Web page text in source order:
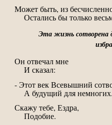
Может быть, из
Остались бы только
Эта жизнь сотворена
Он отвечал мне
И сказал:
- Этот век Всевышний
А будущий для немногих.
Скажу тебе, Ездра,
Подобие.